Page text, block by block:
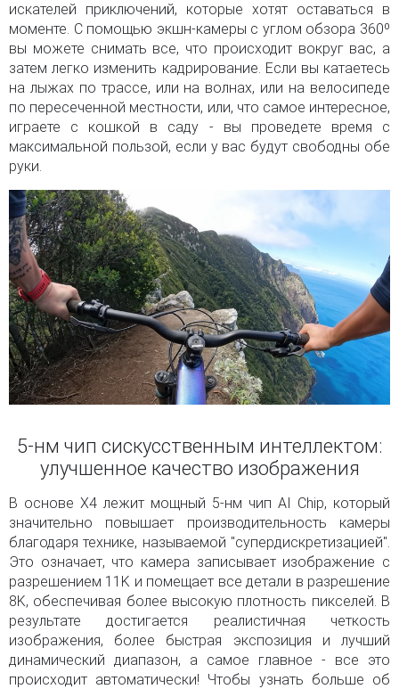
искателей приключений, которые хотят оставаться в
моменте. С помощью экшн-камеры с углом обзора 360º
вы можете снимать все, что происходит вокруг вас, а
затем легко изменить кадрирование. Если вы катаетесь
на лыжах по трассе, или на волнах, или на велосипеде
по пересеченной местности, или, что самое интересное,
играете с кошкой в саду - вы проведете время с
максимальной пользой, если у вас будут свободны обе
руки.
5-нм чип сискусственным интеллектом:
улучшенное качество изображения
В основе X4 лежит мощный 5-нм чип AI Chip, который
значительно повышает производительность камеры
благодаря технике, называемой "супердискретизацией".
Это означает, что камера записывает изображение с
разрешением 11K и помещает все детали в разрешение
8K, обеспечивая более высокую плотность пикселей. В
результате достигается реалистичная четкость
изображения, более быстрая экспозиция и лучший
динамический диапазон, а самое главное - все это
происходит автоматически! Чтобы узнать больше об